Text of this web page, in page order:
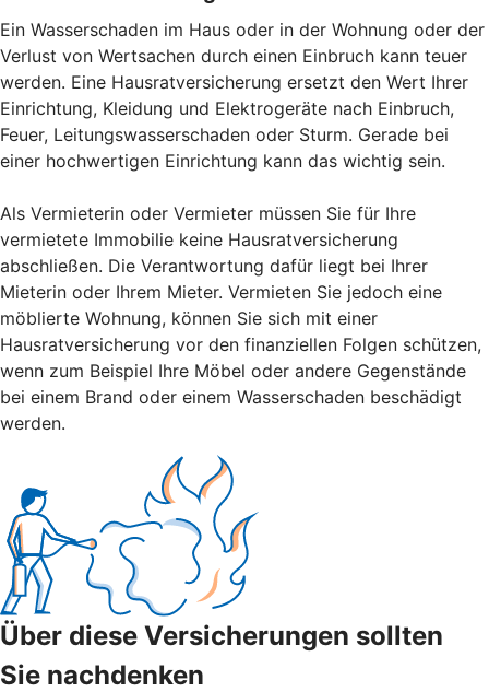
Ein Wasserschaden im Haus oder in der Wohnung oder der
Verlust von Wertsachen durch einen Einbruch kann teuer
werden. Eine Hausratversicherung ersetzt den Wert Ihrer
Einrichtung, Kleidung und Elektrogeräte nach Einbruch,
Feuer, Leitungswasserschaden oder Sturm. Gerade bei
einer hochwertigen Einrichtung kann das wichtig sein.
Als Vermieterin oder Vermieter müssen Sie für Ihre
vermietete Immobilie keine Hausratversicherung
abschließen. Die Verantwortung dafür liegt bei Ihrer
Mieterin oder Ihrem Mieter. Vermieten Sie jedoch eine
möblierte Wohnung, können Sie sich mit einer
Hausratversicherung vor den finanziellen Folgen schützen,
wenn zum Beispiel Ihre Möbel oder andere Gegenstände
bei einem Brand oder einem Wasserschaden beschädigt
werden.
Über diese Versicherungen sollten
Sie nachdenken